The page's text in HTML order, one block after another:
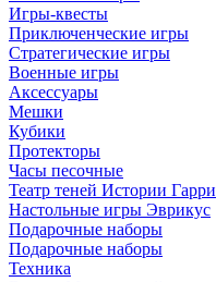
Игры-квесты
Приключенческие игры
Стратегические игры
Военные игры
Аксессуары
Мешки
Кубики
Протекторы
Часы песочные
Театр теней Истории Гарри
Настольные игры Эврикус
Подарочные наборы
Подарочные наборы
Техника